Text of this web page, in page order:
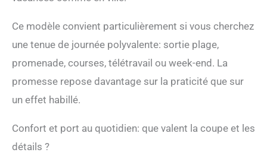
colorés, une robe blanche,
rose, des robes bohème
pour femme, des robes
Robes grande taille : cette
robe grande taille est de
et cacher votre ventre,
Ce modèle convient particulièrement si vous cherchez
une tenue de journée polyvalente: sortie plage,
promenade, courses, télétravail ou week-end. La
promesse repose davantage sur la praticité que sur
un effet habillé.
Confort et port au quotidien: que valent la coupe et les
détails ?